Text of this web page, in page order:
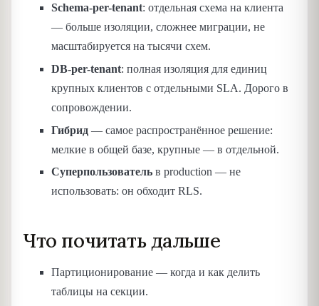
Schema-per-tenant: отдельная схема на клиента
— больше изоляции, сложнее миграции, не
масштабируется на тысячи схем.
DB-per-tenant: полная изоляция для единиц
крупных клиентов с отдельными SLA. Дорого в
сопровождении.
Гибрид — самое распространённое решение:
мелкие в общей базе, крупные — в отдельной.
Суперпользователь в production — не
использовать: он обходит RLS.
Что почитать дальше
Партиционирование — когда и как делить
таблицы на секции.